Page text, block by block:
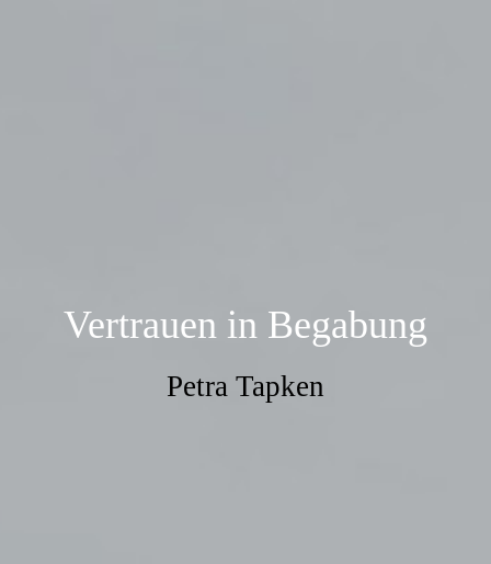
Vertrauen in Begabung
Petra Tapken